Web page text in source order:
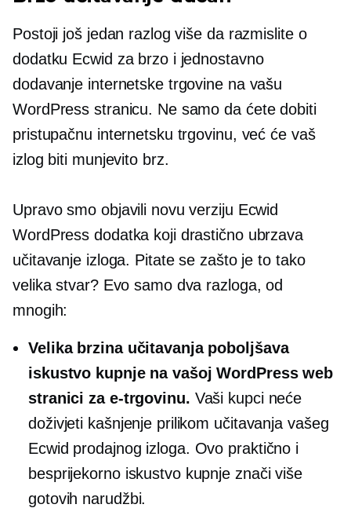
Postoji još jedan razlog više da razmislite o
dodatku Ecwid za brzo i jednostavno
dodavanje internetske trgovine na vašu
WordPress stranicu. Ne samo da ćete dobiti
pristupačnu internetsku trgovinu, već će vaš
izlog biti munjevito brz.
Upravo smo objavili novu verziju Ecwid
WordPress dodatka koji drastično ubrzava
učitavanje izloga. Pitate se zašto je to tako
velika stvar? Evo samo dva razloga, od
mnogih:
Velika brzina učitavanja poboljšava
iskustvo kupnje na vašoj WordPress web
stranici za e-trgovinu. Vaši kupci neće
doživjeti kašnjenje prilikom učitavanja vašeg
Ecwid prodajnog izloga. Ovo praktično i
besprijekorno iskustvo kupnje znači više
gotovih narudžbi.